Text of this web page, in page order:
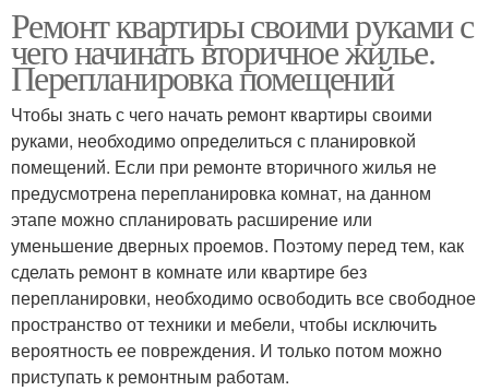
Ремонт квартиры своими руками с
чего начинать вторичное жилье.
Перепланировка помещений
Чтобы знать с чего начать ремонт квартиры своими
руками, необходимо определиться с планировкой
помещений. Если при ремонте вторичного жилья не
предусмотрена перепланировка комнат, на данном
этапе можно спланировать расширение или
уменьшение дверных проемов. Поэтому перед тем, как
сделать ремонт в комнате или квартире без
перепланировки, необходимо освободить все свободное
пространство от техники и мебели, чтобы исключить
вероятность ее повреждения. И только потом можно
приступать к ремонтным работам.